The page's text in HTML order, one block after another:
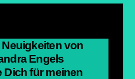
von
Engels
Dich für meinen